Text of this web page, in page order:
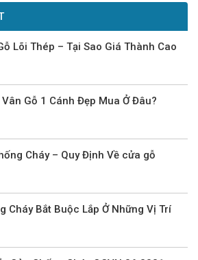
Lõi Thép – Tại Sao Giá Thành Cao
Gỗ 1 Cánh Đẹp Mua Ở Đâu?
Cháy – Quy Định Về cửa gỗ
Cháy Bắt Buộc Lắp Ở Những Vị Trí